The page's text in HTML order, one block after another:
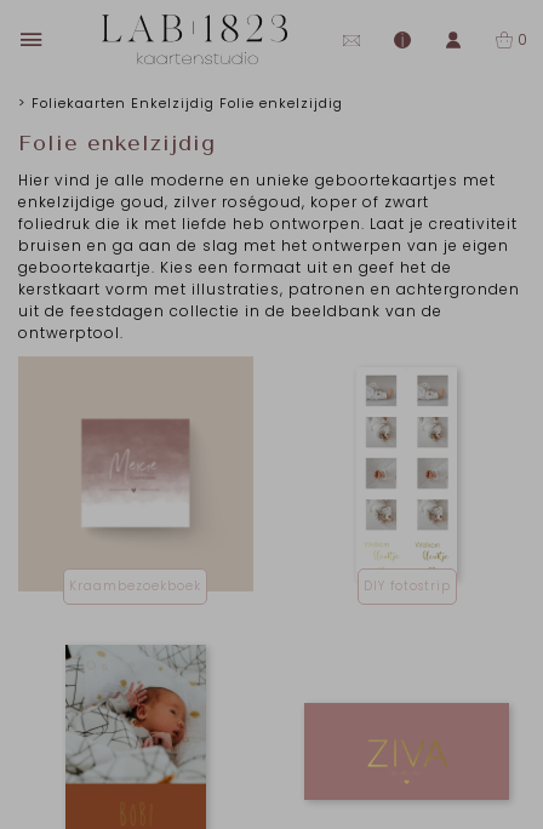
0
> Foliekaarten Enkelzijdig Folie enkelzijdig
Folie enkelzijdig
Hier vind je alle moderne en unieke geboortekaartjes met
enkelzijdige goud, zilver roségoud, koper of zwart
foliedruk die ik met liefde heb ontworpen. Laat je creativiteit
bruisen en ga aan de slag met het ontwerpen van je eigen
geboortekaartje. Kies een formaat uit en geef het de
kerstkaart vorm met illustraties, patronen en achtergronden
uit de feestdagen collectie in de beeldbank van de
ontwerptool.
Kraambezoekboek DIY fotostrip